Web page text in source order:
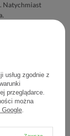
Natychmiast
usług zgodnie z
przeglądarce.
można
Google.